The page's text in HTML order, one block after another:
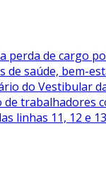
perda de cargo
de saúde, bem-
do Vestibular
de trabalhadores
linhas 11, 12 e